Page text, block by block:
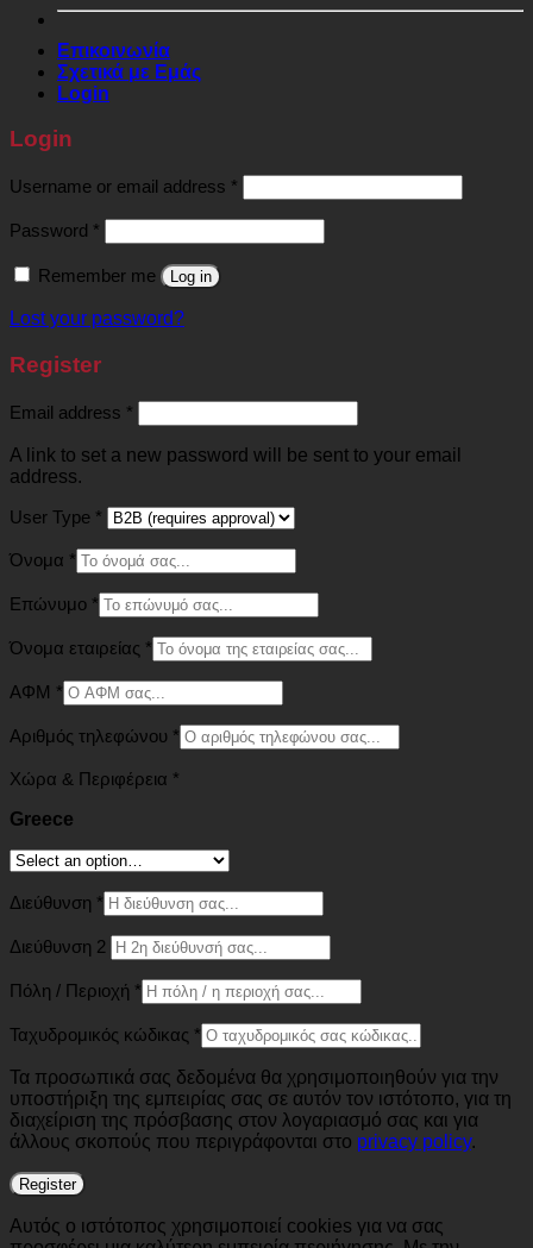
Επικοινωνία
Σχετικά με Εμάς
Login
Login
Username or email address *
Password *
Remember me Log in
Lost your password?
Register
Email address *
A link to set a new password will be sent to your email
address.
User Type *
Όνομα *
Επώνυμο *
Όνομα εταιρείας *
ΑΦΜ *
Αριθμός τηλεφώνου *
Χώρα & Περιφέρεια *
Greece
Διεύθυνση *
Διεύθυνση 2
Πόλη / Περιοχή *
Ταχυδρομικός κώδικας *
Τα προσωπικά σας δεδομένα θα χρησιμοποιηθούν για την
υποστήριξη της εμπειρίας σας σε αυτόν τον ιστότοπο, για τη
διαχείριση της πρόσβασης στον λογαριασμό σας και για
άλλους σκοπούς που περιγράφονται στο privacy policy.
Register
Αυτός ο ιστότοπος χρησιμοποιεί cookies για να σας